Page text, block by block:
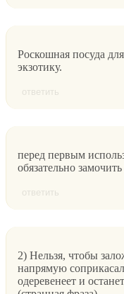
Роскошная посуда
экзотику.
ответить
перед первым
обязательно
ответить
2) Нельзя, чтобы
напрямую
одеревенеет и